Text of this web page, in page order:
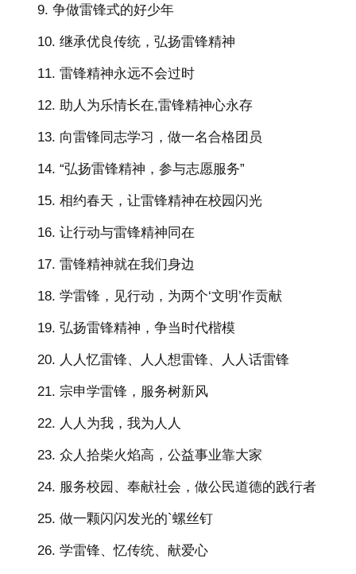
9. 争做雷锋式的好少年
10. 继承优良传统，弘扬雷锋精神
11. 雷锋精神永远不会过时
12. 助人为乐情长在,雷锋精神心永存
13. 向雷锋同志学习，做一名合格团员
14. “弘扬雷锋精神，参与志愿服务”
15. 相约春天，让雷锋精神在校园闪光
16. 让行动与雷锋精神同在
17. 雷锋精神就在我们身边
18. 学雷锋，见行动，为两个‘文明’作贡献
19. 弘扬雷锋精神，争当时代楷模
20. 人人忆雷锋、人人想雷锋、人人话雷锋
21. 宗申学雷锋，服务树新风
22. 人人为我，我为人人
23. 众人拾柴火焰高，公益事业靠大家
24. 服务校园、奉献社会，做公民道德的践行者
25. 做一颗闪闪发光的`螺丝钉
26. 学雷锋、忆传统、献爱心